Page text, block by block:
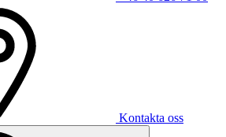
Kontakta oss